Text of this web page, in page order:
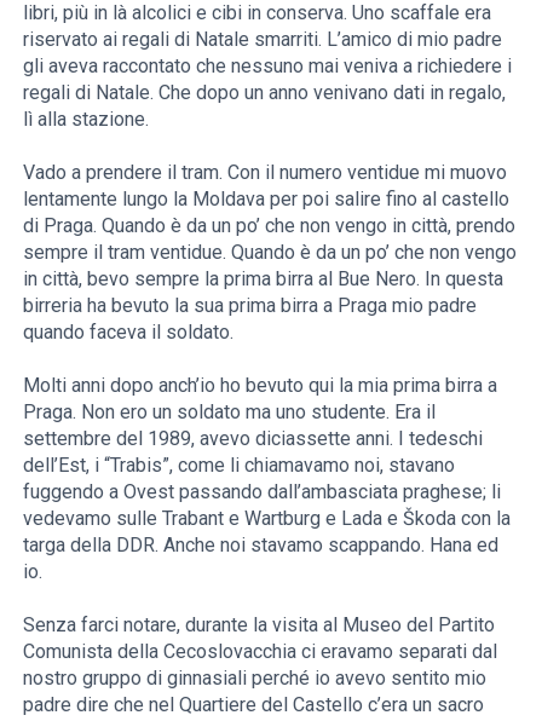
libri, più in là alcolici e cibi in conserva. Uno scaffale era
riservato ai regali di Natale smarriti. L’amico di mio padre
gli aveva raccontato che nessuno mai veniva a richiedere i
regali di Natale. Che dopo un anno venivano dati in regalo,
lì alla stazione.
Vado a prendere il tram. Con il numero ventidue mi muovo
lentamente lungo la Moldava per poi salire fino al castello
di Praga. Quando è da un po’ che non vengo in città, prendo
sempre il tram ventidue. Quando è da un po’ che non vengo
in città, bevo sempre la prima birra al Bue Nero. In questa
birreria ha bevuto la sua prima birra a Praga mio padre
quando faceva il soldato.
Molti anni dopo anch’io ho bevuto qui la mia prima birra a
Praga. Non ero un soldato ma uno studente. Era il
settembre del 1989, avevo diciassette anni. I tedeschi
dell’Est, i “Trabis”, come li chiamavamo noi, stavano
fuggendo a Ovest passando dall’ambasciata praghese; li
vedevamo sulle Trabant e Wartburg e Lada e Škoda con la
targa della DDR. Anche noi stavamo scappando. Hana ed
io.
Senza farci notare, durante la visita al Museo del Partito
Comunista della Cecoslovacchia ci eravamo separati dal
nostro gruppo di ginnasiali perché io avevo sentito mio
padre dire che nel Quartiere del Castello c’era un sacro